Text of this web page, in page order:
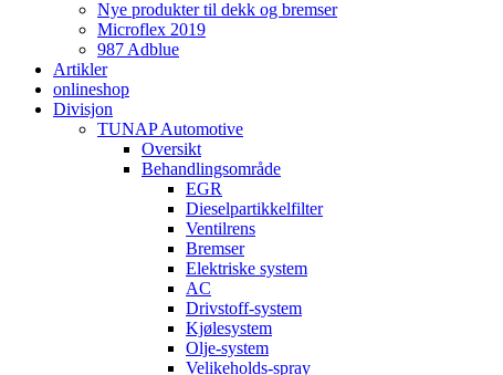
Nye produkter til dekk og bremser
Microflex 2019
987 Adblue
Artikler
onlineshop
Divisjon
TUNAP Automotive
Oversikt
Behandlingsområde
EGR
Dieselpartikkelfilter
Ventilrens
Bremser
Elektriske system
AC
Drivstoff-system
Kjølesystem
Olje-system
Velikeholds-spray